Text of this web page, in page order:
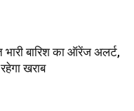
भारी बारिश का ऑरेंज अलर्ट,
खराब